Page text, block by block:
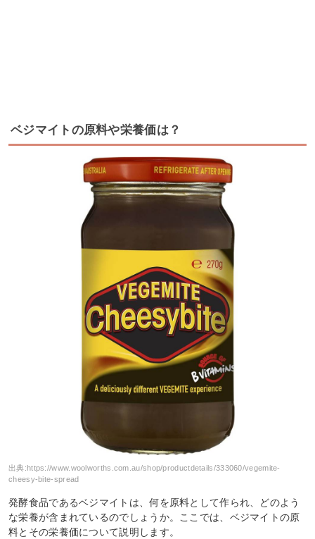
ベジマイトの原料や栄養価は？
出典: https://www.woolworths.com.au/shop/productdetails/333060/vegemite-
cheesy-bite-spread
発酵食品であるベジマイトは、何を原料として作られ、どのよう
な栄養が含まれているのでしょうか。ここでは、ベジマイトの原
料とその栄養価について説明します。